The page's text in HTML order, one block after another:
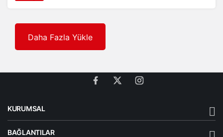
Daha Fazla Yükle
KURUMSAL
BAĞLANTILAR